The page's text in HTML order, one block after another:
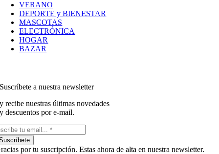
VERANO
DEPORTE y BIENESTAR
MASCOTAS
ELECTRÓNICA
HOGAR
BAZAR
Suscríbete a nuestra newsletter
y recibe nuestras últimas novedades
y descuentos por e-mail.
por tu suscripción. Estas ahora de alta en nuestra newsletter.